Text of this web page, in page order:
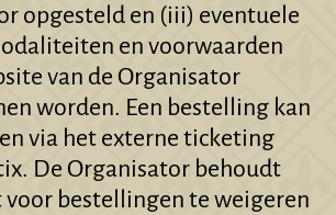
opgesteld en (iii) eventuele
en voorwaarden
van de Organisator
worden. Een bestelling kan
via het externe ticketing
De Organisator behoudt
voor bestellingen te weigeren